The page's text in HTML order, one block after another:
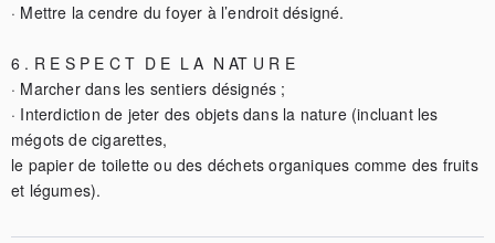
· Mettre la cendre du foyer à l’endroit désigné.
6 . R E S P E C T  D E  L A  N AT U R E
· Marcher dans les sentiers désignés ;
· Interdiction de jeter des objets dans la nature (incluant les
mégots de cigarettes,
le papier de toilette ou des déchets organiques comme des fruits